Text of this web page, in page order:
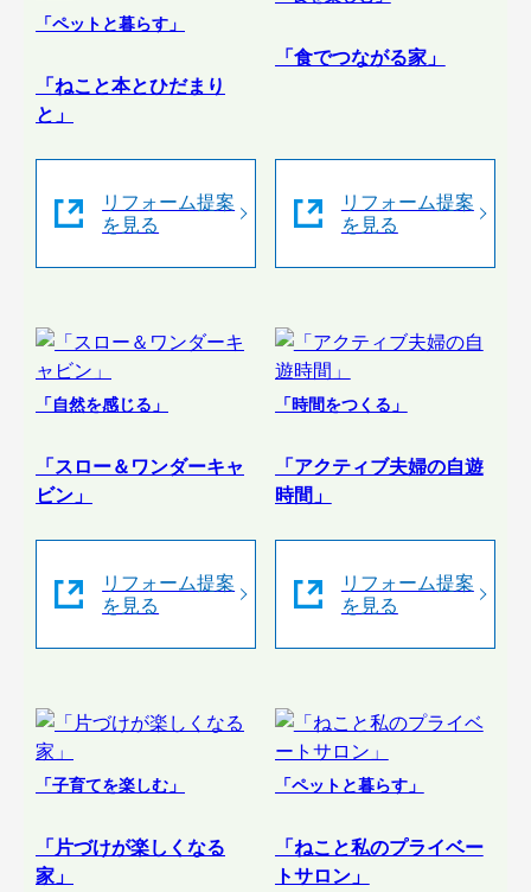
「ペットと暮らす」
「ねこと本とひだまり
と」
リフォーム提案
を見る
「食でつながる家」
リフォーム提案
を見る
「自然を感じる」
「スロー＆ワンダーキャ
ビン」
リフォーム提案
を見る
「時間をつくる」
「アクティブ夫婦の自遊
時間」
リフォーム提案
を見る
「子育てを楽しむ」
「片づけが楽しくなる
家」
「ペットと暮らす」
「ねこと私のプライベー
トサロン」